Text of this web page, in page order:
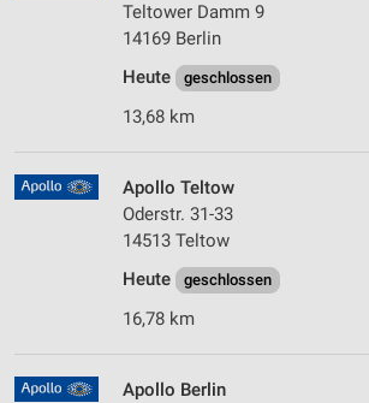
Teltower Damm 9
14169 Berlin
Heute
geschlossen
13,68 km
Apollo Teltow
Oderstr. 31-33
14513 Teltow
Heute
geschlossen
16,78 km
Apollo Berlin